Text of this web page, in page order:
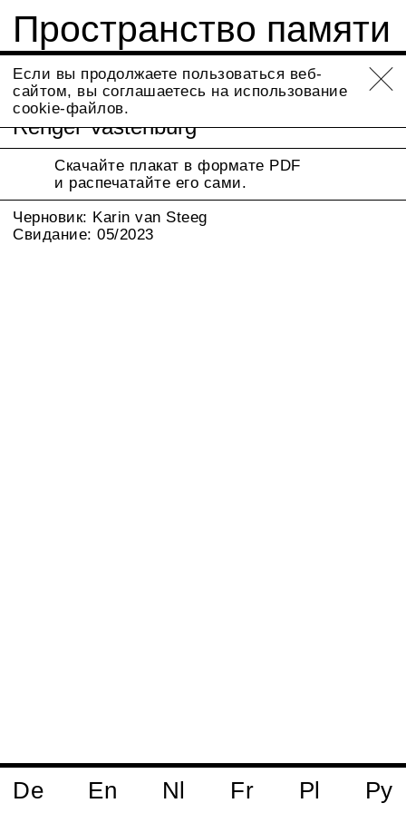
Пространство памяти
Info
Renger Vastenburg
Скачайте плакат в формате PDF
и распечатайте его сами.
Черновик: Karin van Steeg
Свидание: 05/2023
Если вы продолжаете пользоваться веб-
сайтом, вы соглашаетесь на использование
cookie-файлов.